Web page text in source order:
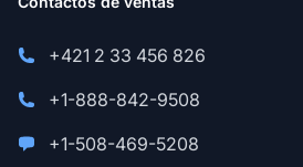
+421 2 33 456 826
+1-888-842-9508
+1-508-469-5208